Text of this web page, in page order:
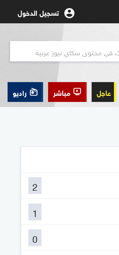
تسجيل الدخول
عاجل مباشر راديو
2
1
0